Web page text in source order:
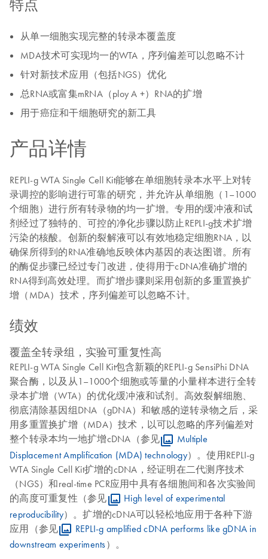
特点
从单一细胞实现完整的转录本覆盖度
MDA技术可实现均一的WTA，序列偏差可以忽略不计
针对新技术应用（包括NGS）优化
总RNA或富集mRNA（ploy A +）RNA的扩增
用于癌症和干细胞研究的新工具
产品详情
REPLI-g WTA Single Cell Kit能够在单细胞转录本水平上对转
录调控的影响进行可靠的研究，并允许从单细胞（1–1000
个细胞）进行所有转录物的均一扩增。专用的缓冲液和试
剂经过了独特的、可控的净化步骤以防止REPLI-g技术扩增
污染的核酸。创新的裂解液可以有效地稳定细胞RNA，以
确保所得到的RNA准确地反映体内基因的表达图谱。所有
的酶促步骤已经过专门改进，使得用于cDNA准确扩增的
RNA得到高效处理。而扩增步骤则采用创新的多重置换扩
增（MDA）技术，序列偏差可以忽略不计。
绩效
覆盖全转录组，实验可重复性高
REPLI-g WTA Single Cell Kit包含新颖的REPLI-g SensiPhi DNA
聚合酶，以及从1–1000个细胞或等量的小量样本进行全转
录本扩增（WTA）的优化缓冲液和试剂。高效裂解细胞、
彻底清除基因组DNA（gDNA）和敏感的逆转录物之后，采
用多重置换扩增（MDA）技术，以可以忽略的序列偏差对
整个转录本均一地扩增cDNA（参见
Multiple
Displacement Amplification (MDA) technology）。使用REPLI-g
WTA Single Cell Kit扩增的cDNA，经证明在二代测序技术
（NGS）和real-time PCR应用中具有各细胞间和各次实验间
的高度可重复性（参见
High level of experimental
reproducibility）。扩增的cDNA可以轻松地应用于各种下游
应用（参见
REPLI-g amplified cDNA performs like gDNA in
downstream experiments）。